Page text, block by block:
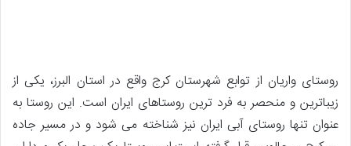
روستای واریان از توابع شهرستان کرج واقع در استان البرز، یکی از
زیباترین و منحصر به فرد ترین روستاهای ایران است. این روستا به
عنوان تنها روستای آبی ایران نیز شناخته می شود و در مسیر جاده